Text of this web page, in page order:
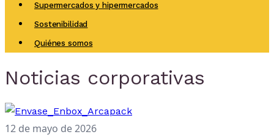
Supermercados y hipermercados
Sostenibilidad
Quiénes somos
Noticias corporativas
12 de mayo de 2026